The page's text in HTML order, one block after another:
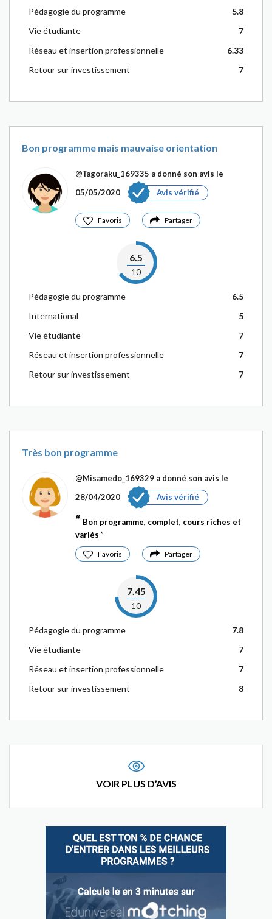
Pédagogie du programme
5.8
Vie étudiante
7
Réseau et insertion professionnelle
6.33
Retour sur investissement
7
Bon programme mais mauvaise orientation
@Tagoraku_169335 a donné son avis le
05/05/2020
Avis vérifié
Favoris Partager
6.5
10
Pédagogie du programme
6.5
International
5
Vie étudiante
7
Réseau et insertion professionnelle
7
Retour sur investissement
7
Très bon programme
@Misamedo_169329 a donné son avis le
28/04/2020
Avis vérifié
Bon programme, complet, cours riches et
variés
Favoris Partager
7.45
10
Pédagogie du programme
7.8
Vie étudiante
7
Réseau et insertion professionnelle
7
Retour sur investissement
8
VOIR PLUS D’AVIS